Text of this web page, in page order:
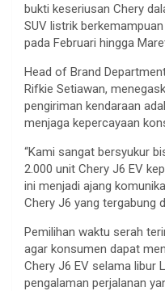
bukti keseriusan Chery
SUV listrik
pada Februari hingga
Head of Brand
Rifkie Setiawan,
pengiriman kendaraan
menjaga kepercayaan
“Kami sangat bersyukur
2.000 unit Chery J6 EV
ini menjadi ajang
Chery J6 yang tergabung
Pemilihan waktu serah
agar konsumen dapat
Chery J6 EV selama libur
pengalaman perjalanan